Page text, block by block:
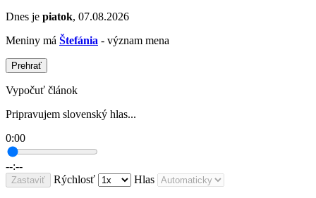
Dnes je piatok, 07.08.2026
Meniny má Štefánia - význam mena
Prehrať
Vypočuť článok
Pripravujem slovenský hlas...
0:00
--:--
Zastaviť Rýchlosť Hlas